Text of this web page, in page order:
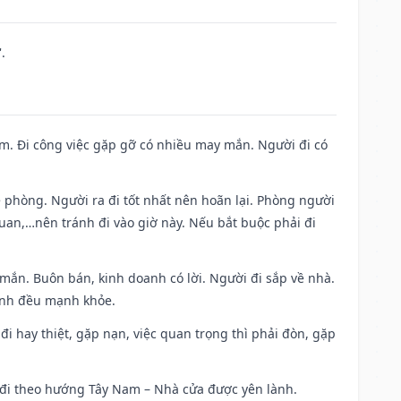
Đi công việc gặp gỡ có nhiều may mắn. Người đi có
Người ra đi tốt nhất nên hoãn lại. Phòng người
tránh đi vào giờ này. Nếu bắt buộc phải đi
Buôn bán, kinh doanh có lời. Người đi sắp về nhà.
đều mạnh khỏe.
hay thiệt, gặp nạn, việc quan trọng thì phải đòn, gặp
theo hướng Tây Nam – Nhà cửa được yên lành.